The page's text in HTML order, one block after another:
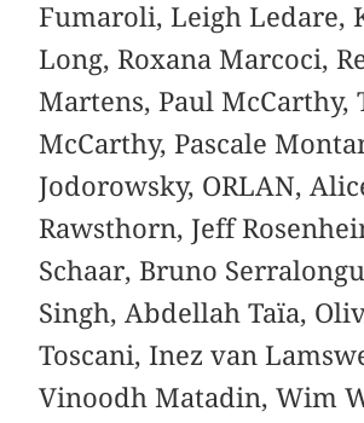
Fumaroli, Leigh Ledare,
Long, Roxana Marcoci,
Martens, Paul ­McCarthy,
McCarthy, Pascale
Jodorowsky, ­ORLAN,
Rawsthorn, Jeff
Schaar, ­Bruno
Singh, Abdellah Taïa,
Toscani, Inez van
Vinoodh ­Matadin, Wim